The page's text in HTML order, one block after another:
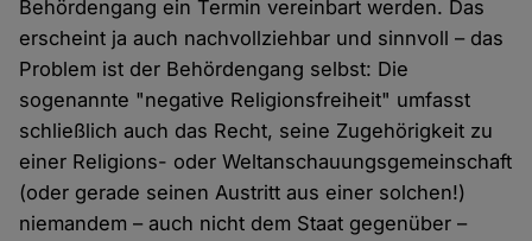
Behördengang ein Termin vereinbart werden. Das
erscheint ja auch nachvollziehbar und sinnvoll – das
Problem ist der Behördengang selbst: Die
sogenannte "negative Religionsfreiheit" umfasst
schließlich auch das Recht, seine Zugehörigkeit zu
einer Religions- oder Weltanschauungsgemeinschaft
(oder gerade seinen Austritt aus einer solchen!)
niemandem – auch nicht dem Staat gegenüber –